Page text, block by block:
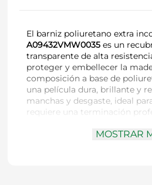
El barniz poliuretano extra
A09432VMW0035es un
transparente de alta
proteger y embellecer la
composición a base de
una película dura, brillante y
manchas y desgaste, ideal
requiere una terminación
MOSTRAR